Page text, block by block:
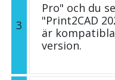
3
Pro" och du
"Print2CAD
är
version.